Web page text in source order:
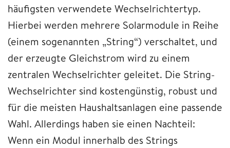
häufigsten verwendete Wechselrichtertyp.
Hierbei werden mehrere Solarmodule in Reihe
(einem sogenannten „String“) verschaltet, und
der erzeugte Gleichstrom wird zu einem
zentralen Wechselrichter geleitet. Die String-
Wechselrichter sind kostengünstig, robust und
für die meisten Haushaltsanlagen eine passende
Wahl. Allerdings haben sie einen Nachteil:
Wenn ein Modul innerhalb des Strings